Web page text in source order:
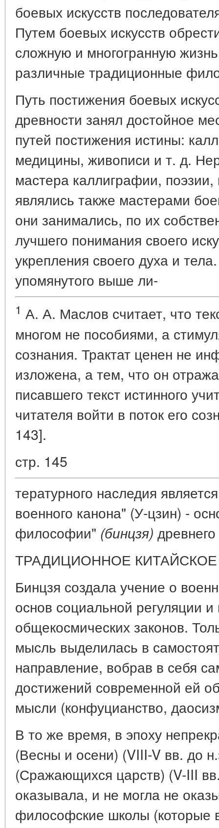
боевых искусств
Путем боевых искусств
сложную и многогранную
различные традиционные
Путь постижения боевых
древности занял достойное
путей постижения истины:
медицины, живописи и т. д.
мастера каллиграфии,
являлись также мастерами
они занимались, по их
лучшего понимания своего
укрепления своего духа и
упомянутого выше ли-
1 А. А. Маслов считает, что
многом не пособиями, а
сознания. Трактат ценен не
изложена, а тем, что он
писавшего текст истинного
читателя войти в поток его
143].
стр. 145
тературного наследия
военного канона" (У-цзин) -
философии" (бинцзя)
ТРАДИЦИОННОЕ
Бинцзя создала учение о
основ социальной регуляции
общекосмических законов.
мысль выделилась в
направление, вобрав в себя
достижений современной ей
мысли (конфуцианство,
В то же время, в эпоху
(Весны и осени) (VIII-V вв. до
(Сражающихся царств) (V-III
оказывала, и не могла не
философские школы (которые